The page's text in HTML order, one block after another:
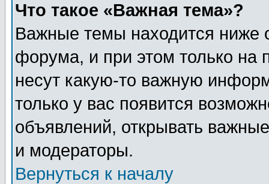
Что такое «Важная тема»?
Важные темы находится ниже
форума, и при этом только на
несут какую-то важную
только у вас появится
объявлений, открывать
и модераторы.
Вернуться к началу